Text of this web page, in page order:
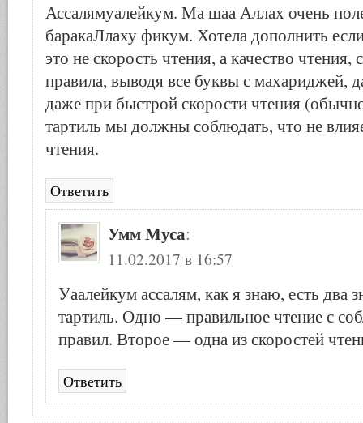
Ассалямуалейкум. Ма шаа Аллах очень
баракаЛлаху фикум. Хотела дополнить
это не скорость чтения, а качество чтения,
правила, выводя все буквы с махариджей,
даже при быстрой скорости чтения
тартиль мы должны соблюдать, что не
чтения.
Ответить
Умм Муса:
11.02.2017 в 16:57
Уаалейкум ассалям, как я знаю, есть два
тартиль. Одно — правильное чтение с
правил. Второе — одна из скоростей
Ответить